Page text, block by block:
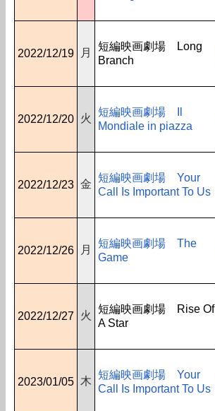
2022/12/19 月
短編映画劇場 Long
Branch
2022/12/20 火
短編映画劇場 Il
Mondiale in piazza
2022/12/23 金
短編映画劇場 Your
Call Is Important To Us
2022/12/26 月
短編映画劇場 The
Game
2022/12/27 火
短編映画劇場 Rise Of
A Star
2023/01/05 木
短編映画劇場 Your
Call Is Important To Us